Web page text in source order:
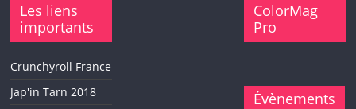
Les liens
importants
Crunchyroll France
Jap'in Tarn 2018
ColorMag
Pro
Évènements